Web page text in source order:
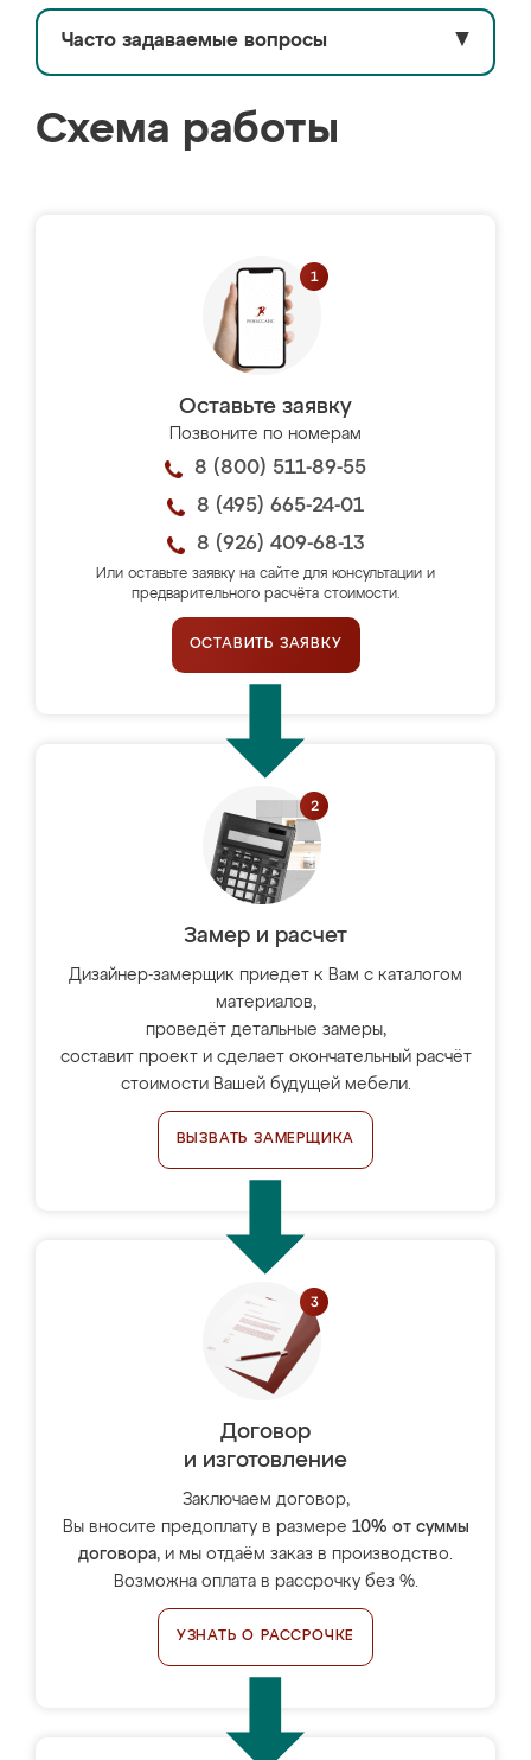
Часто задаваемые вопросы ▼
Схема работы
Оставьте заявку
Позвоните по номерам
8 (800) 511-89-55
8 (495) 665-24-01
8 (926) 409-68-13
Или оставьте заявку на сайте для консультации и
предварительного расчёта стоимости.
ОСТАВИТЬ ЗАЯВКУ
Замер и расчет
Дизайнер-замерщик приедет к Вам с каталогом
материалов,
проведёт детальные замеры,
составит проект и сделает окончательный расчёт
стоимости Вашей будущей мебели.
ВЫЗВАТЬ ЗАМЕРЩИКА
Договор
и изготовление
Заключаем договор,
Вы вносите предоплату в размере 10% от суммы
договора, и мы отдаём заказ в производство.
Возможна оплата в рассрочку без %.
УЗНАТЬ О РАССРОЧКЕ